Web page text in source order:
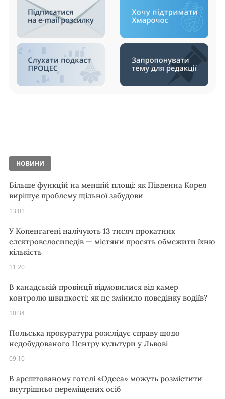
НОВИНИ
Більше функцій на меншій площі: як Південна Корея
вирішує проблему щільної забудови
13:01
У Копенгагені налічують 13 тисяч прокатних
електровелосипедів — містяни просять обмежити їхню
кількість
11:20
В канадській провінції відмовилися від камер
контролю швидкості: як це змінило поведінку водіїв?
10:34
Польська прокуратура розслідує справу щодо
недобудованого Центру культури у Львові
09:10
В арештованому готелі «Одеса» можуть розмістити
внутрішньо переміщених осіб